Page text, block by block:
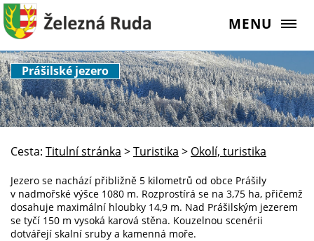
MENU
Prášilské jezero
Cesta: Titulní stránka >Turistika > Okolí, turistika
Jezero se nachází přibližně 5 kilometrů od obce Prášily
v nadmořské výšce 1080 m. Rozprostírá se na 3,75 ha, přičemž
dosahuje maximální hloubky 14,9 m. Nad Prášilským jezerem
se tyčí 150 m vysoká karová stěna. Kouzelnou scenérii
dotvářejí skalní sruby a kamenná moře.